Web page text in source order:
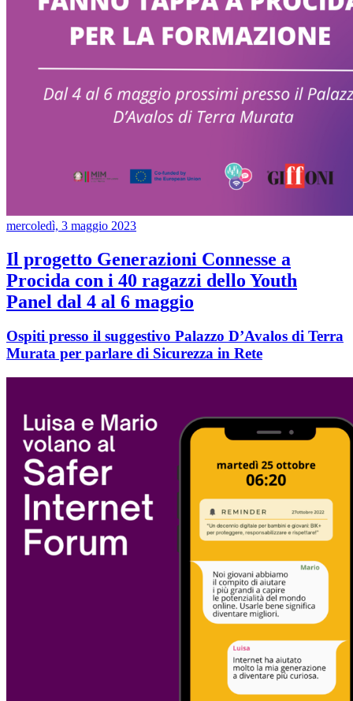
mercoledì, 3 maggio 2023
Il progetto Generazioni Connesse a
Procida con i 40 ragazzi dello Youth
Panel dal 4 al 6 maggio
Ospiti presso il suggestivo Palazzo D’Avalos di Terra
Murata per parlare di Sicurezza in Rete